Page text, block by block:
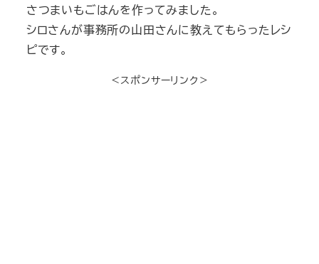
さつまいもごはんを作ってみました。
シロさんが事務所の山田さんに教えてもらったレシ
ピです。
＜スポンサーリンク＞